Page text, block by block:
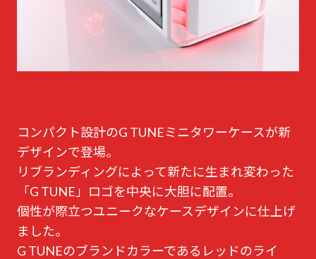
コンパクト設計のG TUNEミニタワーケースが新
デザインで登場。
リブランディングによって新たに生まれ変わった
「G TUNE」ロゴを中央に大胆に配置。
個性が際立つユニークなケースデザインに仕上げ
ました。
G TUNEのブランドカラーであるレッドのライ